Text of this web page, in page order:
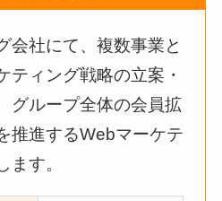
会社にて、複数事業と
ティング戦略の立案・
グループ全体の会員拡
推進するWebマーケテ
ます。